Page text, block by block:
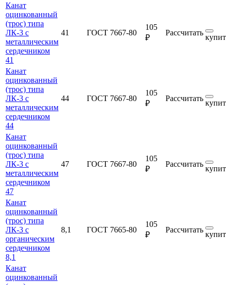
Канат
оцинкованный
(трос) типа
ЛК-3 с
металлическим
сердечником
41
41 ГОСТ 7667-80
105
₽
Рассчитать
Канат
оцинкованный
(трос) типа
ЛК-3 с
металлическим
сердечником
44
44 ГОСТ 7667-80
105
₽
Рассчитать
Канат
оцинкованный
(трос) типа
ЛК-3 с
металлическим
сердечником
47
47 ГОСТ 7667-80
105
₽
Рассчитать
Канат
оцинкованный
(трос) типа
ЛК-3 с
органическим
сердечником
8,1
8,1 ГОСТ 7665-80
105
₽
Рассчитать
Канат
оцинкованный